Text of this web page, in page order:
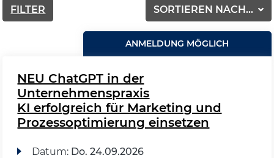
SORTIEREN NACH...
FILTER
ANMELDUNG MÖGLICH
NEU ChatGPT in der
Unternehmenspraxis
KI erfolgreich für Marketing und
Prozessoptimierung einsetzen
Datum: Do. 24.09.2026